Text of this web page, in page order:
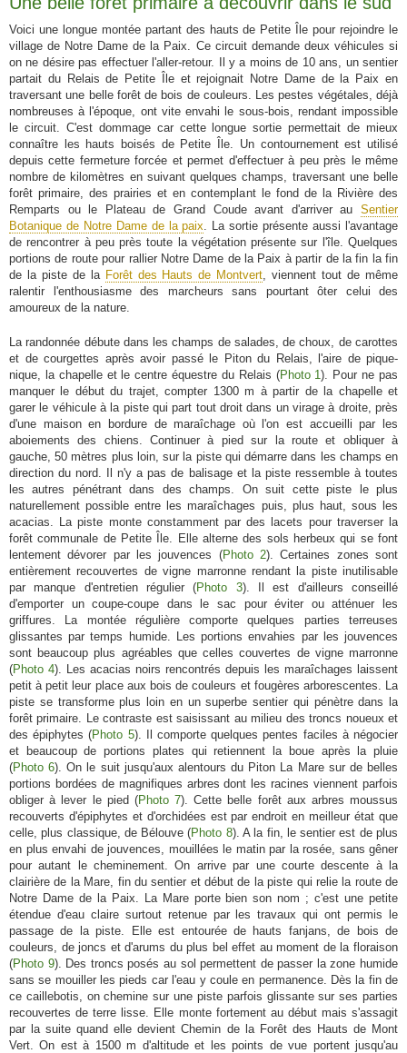
Voici une longue montée partant des hauts de Petite Île pour rejoindre le
village de Notre Dame de la Paix. Ce circuit demande deux véhicules si
on ne désire pas effectuer l'aller-retour. Il y a moins de 10 ans, un sentier
partait du Relais de Petite Île et rejoignait Notre Dame de la Paix en
traversant une belle forêt de bois de couleurs. Les pestes végétales, déjà
nombreuses à l'époque, ont vite envahi le sous-bois, rendant impossible
le circuit. C'est dommage car cette longue sortie permettait de mieux
connaître les hauts boisés de Petite Île. Un contournement est utilisé
depuis cette fermeture forcée et permet d'effectuer à peu près le même
nombre de kilomètres en suivant quelques champs, traversant une belle
forêt primaire, des prairies et en contemplant le fond de la Rivière des
Remparts ou le Plateau de Grand Coude avant d'arriver au Sentier
Botanique de Notre Dame de la paix . La sortie présente aussi l'avantage
de rencontrer à peu près toute la végétation présente sur l'île. Quelques
portions de route pour rallier Notre Dame de la Paix à partir de la fin la fin
de la piste de la Forêt des Hauts de Montvert , viennent tout de même
ralentir l'enthousiasme des marcheurs sans pourtant ôter celui des
amoureux de la nature.
La randonnée débute dans les champs de salades, de choux, de carottes
et de courgettes après avoir passé le Piton du Relais, l'aire de pique-
nique, la chapelle et le centre équestre du Relais (Photo 1). Pour ne pas
manquer le début du trajet, compter 1300 m à partir de la chapelle et
garer le véhicule à la piste qui part tout droit dans un virage à droite, près
d'une maison en bordure de maraîchage où l'on est accueilli par les
aboiements des chiens. Continuer à pied sur la route et obliquer à
gauche, 50 mètres plus loin, sur la piste qui démarre dans les champs en
direction du nord. Il n'y a pas de balisage et la piste ressemble à toutes
les autres pénétrant dans des champs. On suit cette piste le plus
naturellement possible entre les maraîchages puis, plus haut, sous les
acacias. La piste monte constamment par des lacets pour traverser la
forêt communale de Petite Île. Elle alterne des sols herbeux qui se font
lentement dévorer par les jouvences (Photo 2). Certaines zones sont
entièrement recouvertes de vigne marronne rendant la piste inutilisable
par manque d'entretien régulier (Photo 3). Il est d'ailleurs conseillé
d'emporter un coupe-coupe dans le sac pour éviter ou atténuer les
griffures. La montée régulière comporte quelques parties terreuses
glissantes par temps humide. Les portions envahies par les jouvences
sont beaucoup plus agréables que celles couvertes de vigne marronne
(Photo 4). Les acacias noirs rencontrés depuis les maraîchages laissent
petit à petit leur place aux bois de couleurs et fougères arborescentes. La
piste se transforme plus loin en un superbe sentier qui pénètre dans la
forêt primaire. Le contraste est saisissant au milieu des troncs noueux et
des épiphytes (Photo 5). Il comporte quelques pentes faciles à négocier
et beaucoup de portions plates qui retiennent la boue après la pluie
(Photo 6). On le suit jusqu'aux alentours du Piton La Mare sur de belles
portions bordées de magnifiques arbres dont les racines viennent parfois
obliger à lever le pied (Photo 7). Cette belle forêt aux arbres moussus
recouverts d'épiphytes et d'orchidées est par endroit en meilleur état que
celle, plus classique, de Bélouve (Photo 8). A la fin, le sentier est de plus
en plus envahi de jouvences, mouillées le matin par la rosée, sans gêner
pour autant le cheminement. On arrive par une courte descente à la
clairière de la Mare, fin du sentier et début de la piste qui relie la route de
Notre Dame de la Paix. La Mare porte bien son nom ; c'est une petite
étendue d'eau claire surtout retenue par les travaux qui ont permis le
passage de la piste. Elle est entourée de hauts fanjans, de bois de
couleurs, de joncs et d'arums du plus bel effet au moment de la floraison
(Photo 9). Des troncs posés au sol permettent de passer la zone humide
sans se mouiller les pieds car l'eau y coule en permanence. Dès la fin de
ce caillebotis, on chemine sur une piste parfois glissante sur ses parties
recouvertes de terre lisse. Elle monte fortement au début mais s'assagit
par la suite quand elle devient Chemin de la Forêt des Hauts de Mont
Vert. On est à 1500 m d'altitude et les points de vue portent jusqu'au